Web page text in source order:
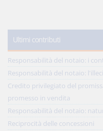
Ultimi contributi
Responsabilità del notaio: i
Responsabilità del notaio:
Credito privilegiato del
promesso in vendita
Responsabilità del notaio:
Reciprocità delle concessioni